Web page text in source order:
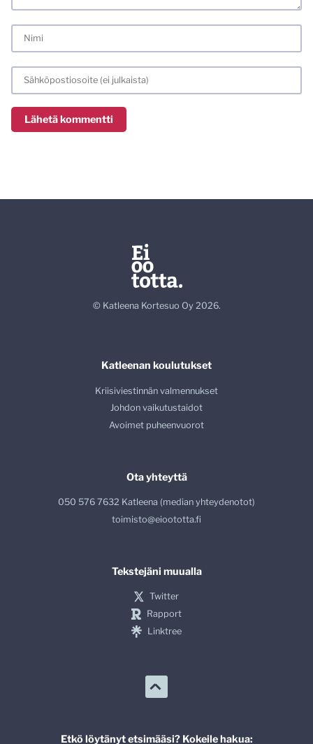
© Katleena Kortesuo Oy 2026.
Katleenan koulutukset
Kriisiviestinnän valmennukset
Johdon vaikutustaidot
Avoimet puheenvuorot
Ota yhteyttä
050 576 7632 Katleena (median yhteydenotot)
toimisto@eioototta.fi
Tekstejäni muualla
Twitter
Rapport
Linktree
Etkö löytänyt etsimääsi? Kokeile hakua: